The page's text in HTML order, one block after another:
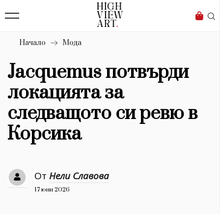
Бизнес
Мода
Dialogue
Изкуство
4340
Красота
777
Дизайн
1272
Начало Мода
Jacquemus потвърди
локацията за
следващото си ревю в
Корсика
От Нели Славова
17 юни 2026